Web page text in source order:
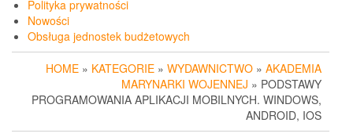
Polityka prywatności
Nowości
Obsługa jednostek budżetowych
HOME » KATEGORIE » WYDAWNICTWO » AKADEMIA
MARYNARKI WOJENNEJ » PODSTAWY
PROGRAMOWANIA APLIKACJI MOBILNYCH. WINDOWS,
ANDROID, IOS